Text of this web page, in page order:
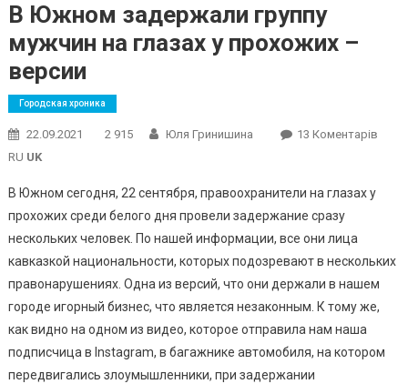
В Южном задержали группу
мужчин на глазах у прохожих –
версии
Городская хроника
22.09.2021 2 915 Юля Гринишина 13 КоментарівДо
На
RU UK
В Южном сегодня, 22 сентября, правоохранители на глазах у
прохожих среди белого дня провели задержание сразу
нескольких человек. По нашей информации, все они лица
кавказкой национальности, которых подозревают в нескольких
правонарушениях. Одна из версий, что они держали в нашем
городе игорный бизнес, что является незаконным. К тому же,
как видно на одном из видео, которое отправила нам наша
подписчица в Instagram, в багажнике автомобиля, на котором
передвигались злоумышленники, при задержании